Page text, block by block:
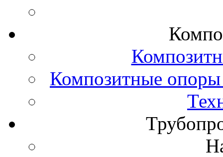
Композитные опоры